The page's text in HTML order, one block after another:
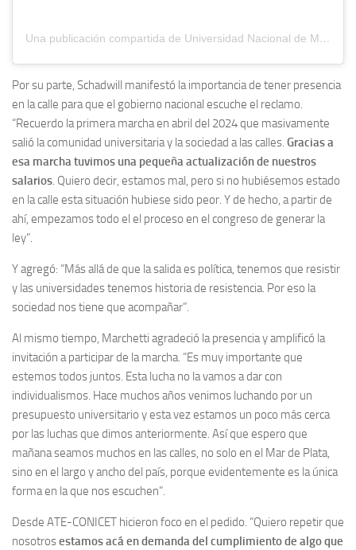
Una publicación compartida de Universidad Nacional de MDP (@unmdp_oficial)
Por su parte, Schadwill manifestó la importancia de tener presencia
en la calle para que el gobierno nacional escuche el reclamo.
“Recuerdo la primera marcha en abril del 2024 que masivamente
salió la comunidad universitaria y la sociedad a las calles. Gracias a
esa marcha tuvimos una pequeña actualización de nuestros
salarios. Quiero decir, estamos mal, pero si no hubiésemos estado
en la calle esta situación hubiese sido peor. Y de hecho, a partir de
ahí, empezamos todo el el proceso en el congreso de generar la
ley”.
Y agregó: “Más allá de que la salida es política, tenemos que resistir
y las universidades tenemos historia de resistencia. Por eso la
sociedad nos tiene que acompañar”.
Al mismo tiempo, Marchetti agradeció la presencia y amplificó la
invitación a participar de la marcha. “Es muy importante que
estemos todos juntos. Esta lucha no la vamos a dar con
individualismos. Hace muchos años venimos luchando por un
presupuesto universitario y esta vez estamos un poco más cerca
por las luchas que dimos anteriormente. Así que espero que
mañana seamos muchos en las calles, no solo en el Mar de Plata,
sino en el largo y ancho del país, porque evidentemente es la única
forma en la que nos escuchen”.
Desde ATE-CONICET hicieron foco en el pedido. “Quiero repetir que
nosotrosestamos acá en demanda del cumplimiento de algo que